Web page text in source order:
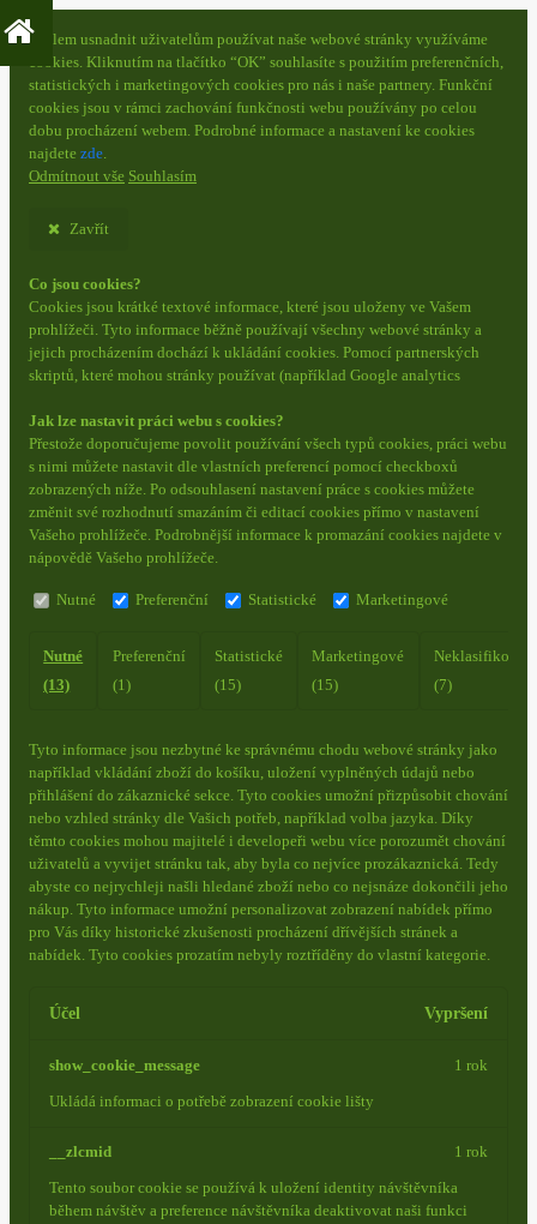
S cílem usnadnit uživatelům používat naše webové stránky využíváme
cookies. Kliknutím na tlačítko “OK” souhlasíte s použitím preferenčních,
statistických i marketingových cookies pro nás i naše partnery. Funkční
cookies jsou v rámci zachování funkčnosti webu používány po celou
dobu procházení webem. Podrobné informace a nastavení ke cookies
najdete zde.
Odmítnout vše Souhlasím
Zavřít
Co jsou cookies?
Cookies jsou krátké textové informace, které jsou uloženy ve Vašem
prohlížeči. Tyto informace běžně používají všechny webové stránky a
jejich procházením dochází k ukládání cookies. Pomocí partnerských
skriptů, které mohou stránky používat (například Google analytics
Jak lze nastavit práci webu s cookies?
Přestože doporučujeme povolit používání všech typů cookies, práci webu
s nimi můžete nastavit dle vlastních preferencí pomocí checkboxů
zobrazených níže. Po odsouhlasení nastavení práce s cookies můžete
změnit své rozhodnutí smazáním či editací cookies přímo v nastavení
Vašeho prohlížeče. Podrobnější informace k promazání cookies najdete v
nápovědě Vašeho prohlížeče.
Nutné Preferenční Statistické Marketingové
Nutné
(13)
Preferenční
(1)
Statistické
(15)
Marketingové
(15)
(7)
Tyto informace jsou nezbytné ke správnému chodu webové stránky jako
například vkládání zboží do košíku, uložení vyplněných údajů nebo
přihlášení do zákaznické sekce. Tyto cookies umožní přizpůsobit chování
nebo vzhled stránky dle Vašich potřeb, například volba jazyka. Díky
těmto cookies mohou majitelé i developeři webu více porozumět chování
uživatelů a vyvijet stránku tak, aby byla co nejvíce prozákaznická. Tedy
abyste co nejrychleji našli hledané zboží nebo co nejsnáze dokončili jeho
nákup. Tyto informace umožní personalizovat zobrazení nabídek přímo
pro Vás díky historické zkušenosti procházení dřívějších stránek a
nabídek. Tyto cookies prozatím nebyly roztříděny do vlastní kategorie.
Účel Vypršení
show_cookie_message
Ukládá informaci o potřebě zobrazení cookie lišty
1 rok
__zlcmid
Tento soubor cookie se používá k uložení identity návštěvníka
během návštěv a preference návštěvníka deaktivovat naši funkci
1 rok